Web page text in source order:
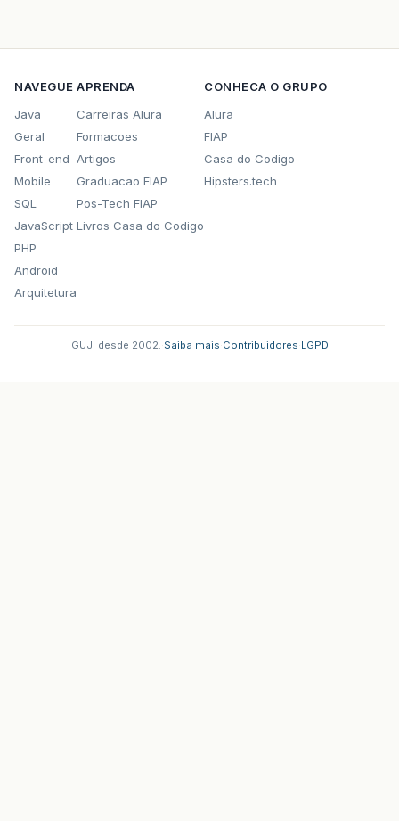
NAVEGUE
Java
Geral
Front-end
Mobile
SQL
JavaScript
PHP
Android
Arquitetura
APRENDA
Carreiras Alura
Formacoes
Artigos
Graduacao FIAP
Pos-Tech FIAP
Livros Casa do Codigo
CONHECA O GRUPO
Alura
FIAP
Casa do Codigo
Hipsters.tech
GUJ: desde 2002. Saiba mais Contribuidores LGPD